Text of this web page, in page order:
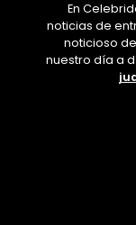
En
noticias de
noticioso
nuestro día a